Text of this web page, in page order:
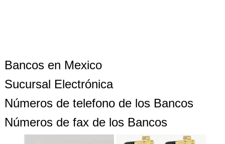
Bancos en Mexico
Sucursal Electrónica
Números de telefono de los Bancos
Números de fax de los Bancos